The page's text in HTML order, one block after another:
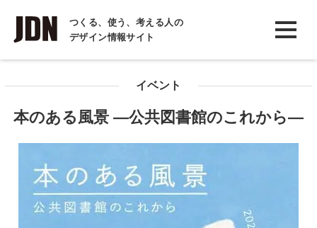
つくる、使う、考える人の
デザイン情報サイト
INTERVIEW
インタビュー
イベント
本のある風景 ―公共図書館のこれから―